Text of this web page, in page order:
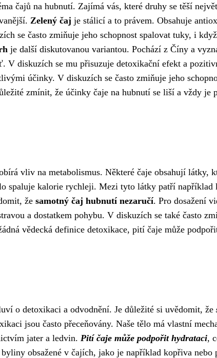
čajů na hubnutí. Zajímá vás, které druhy se těší
Zelený čaj je stálicí a to právem. Obsahuje
se často zmiňuje jeho schopnost spalovat tuky, i
je další diskutovanou variantou. Pochází z Číny a
V diskuzích se mu přisuzuje detoxikační efekt a
účinky. V diskuzích se často zmiňuje jeho
zmínit, že účinky čaje na hubnutí se liší a vždy je
vliv na metabolismus. Některé čaje obsahují látky,
spaluje kalorie rychleji. Mezi tyto látky patří například
že samotný čaj hubnutí nezaručí. Pro dosažení
a dostatkem pohybu. V diskuzích se také často
vědecká definice detoxikace, pití čaje může
o detoxikaci a odvodnění. Je důležité si uvědomit, že
jsou často přeceňovány. Naše tělo má vlastní
jater a ledvin. Pití čaje může podpořit hydrataci,
obsažené v čajích, jako je například kopřiva nebo